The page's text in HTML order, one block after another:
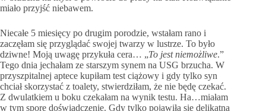
miało przyjść niebawem.
Niecałe 5 miesięcy po drugim porodzie, wstałam rano i
zaczęłam się przyglądać swojej twarzy w lustrze. To było
dziwne! Moją uwagę przykuła cera… „To jest niemożliwe.”
Tego dnia jechałam ze starszym synem na USG brzucha. W
przyszpitalnej aptece kupiłam test ciążowy i gdy tylko syn
chciał skorzystać z toalety, stwierdziłam, że nie będę czekać.
Z dwulatkiem u boku czekałam na wynik testu. Ha…miałam
w tym spore doświadczenie. Gdy tylko pojawiła się delikatna